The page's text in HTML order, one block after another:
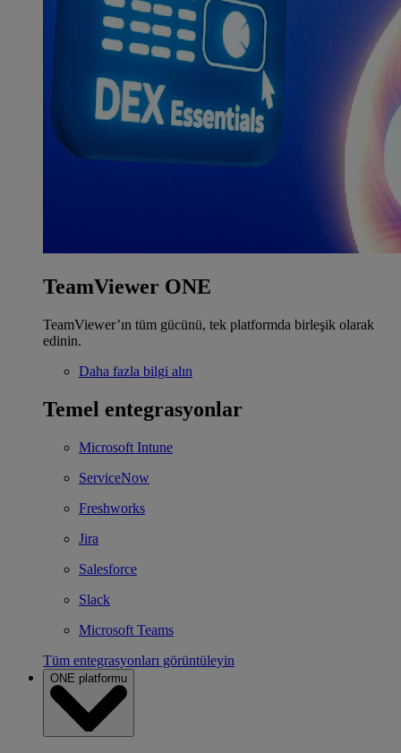
TeamViewer ONE
TeamViewer’ın tüm gücünü, tek platformda birleşik olarak
edinin.
Daha fazla bilgi alın
Temel entegrasyonlar
Microsoft Intune
ServiceNow
Freshworks
Jira
Salesforce
Slack
Microsoft Teams
Tüm entegrasyonları görüntüleyin
ONE platformu